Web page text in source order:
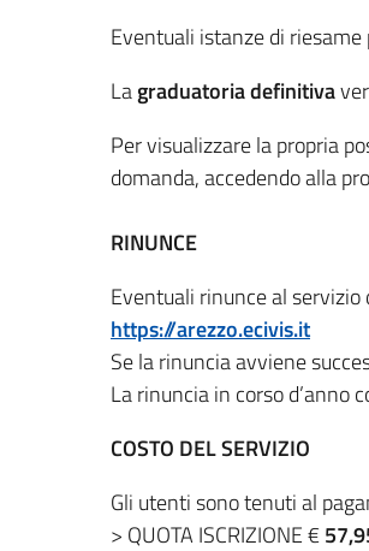
Eventuali istanze di
Lagraduatoriadefinitiva
Per visualizzare la propria
domanda, accedendo alla
RINUNCE
Eventuali rinunce al
https://arezzo.ecivis.it
Se la rinuncia avviene
La rinuncia in corso d’anno
COSTO DEL SERVIZIO
Gli utenti sono tenuti al
> QUOTA ISCRIZIONE €